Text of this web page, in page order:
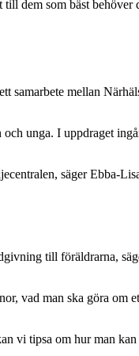
dem som bäst behöver
samarbete mellan
unga. I uppdraget
säger Ebba-
till föräldrarna,
vad man ska göra om
vi tipsa om hur man kan